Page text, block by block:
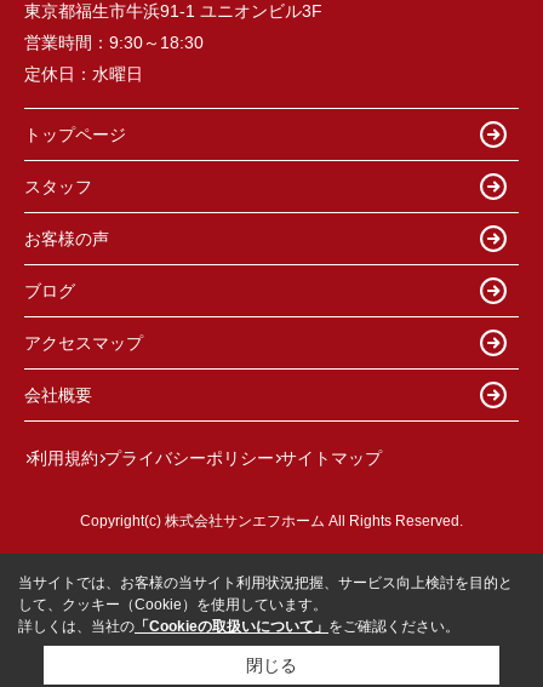
東京都福生市牛浜91-1 ユニオンビル3F
営業時間： 9:30～18:30
定休日： 水曜日
トップページ
スタッフ
お客様の声
ブログ
アクセスマップ
会社概要
利用規約 プライバシーポリシー サイトマップ
Copyright(c) 株式会社サンエフホーム All Rights Reserved.
当サイトでは、お客様の当サイト利用状況把握、サービス向上検討を目的と
して、クッキー（Cookie）を使用しています。
詳しくは、当社の 「Cookieの取扱いについて」 をご確認ください。
閉じる